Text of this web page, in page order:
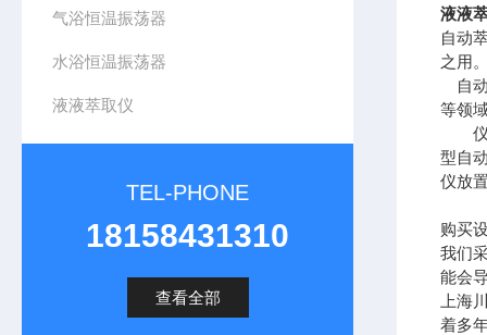
气浴恒温振荡器
水浴恒温振荡器
液液萃取仪
TEL-PHONE
18158431310
查看全部
液液
自动
之用
自动
等领
仪
型自
仪放
购买
我们
能会
上海
着多